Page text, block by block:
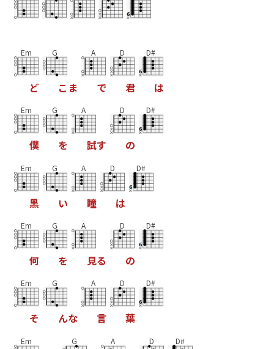
Em
ど
G
こ ま
A
で
D
君
D#
は
Em
僕
G
を
A
試す
D
の
D#
Em
黒
G
い
A
瞳
D
は
D#
Em
何
G
を
A
見る
D
の
D#
Em
そ
G
んな
A
言
D
葉
D#
Em G A D D#